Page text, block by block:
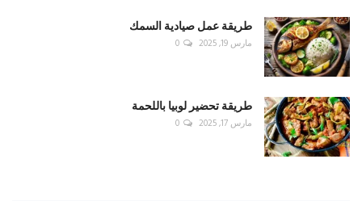
طريقة عمل صيادية السمك
مارس 19, 2025 0
طريقة تحضير لوبيا باللحمة
مارس 17, 2025 0